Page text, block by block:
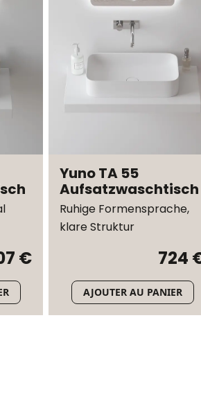
€
Yuno TA 55
Aufsatzwaschtisch
Ruhige Formensprache,
klare Struktur
724
AJOUTER AU PANIER